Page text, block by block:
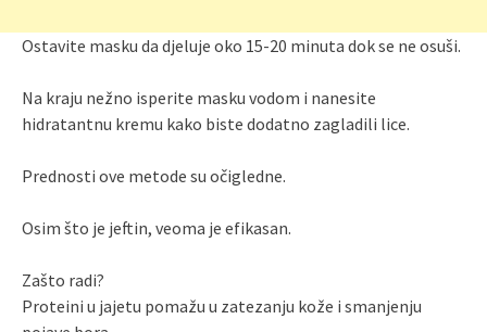
Ostavite masku da djeluje oko 15-20 minuta dok se ne osuši.
Na kraju nežno isperite masku vodom i nanesite
hidratantnu kremu kako biste dodatno zagladili lice.
Prednosti ove metode su očigledne.
Osim što je jeftin, veoma je efikasan.
Zašto radi?
Proteini u jajetu pomažu u zatezanju kože i smanjenju